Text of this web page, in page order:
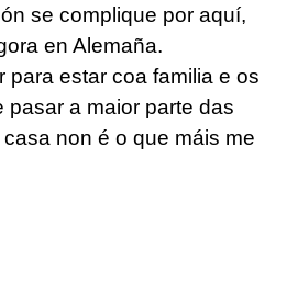
se complique por aquí,
en Alemaña.
para estar coa familia e os
pasar a maior parte das
non é o que máis me